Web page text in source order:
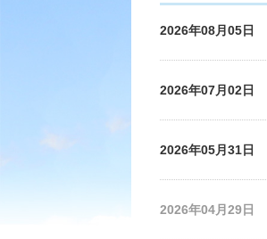
2026年08月05日
2026年07月02日
2026年05月31日
2026年04月29日